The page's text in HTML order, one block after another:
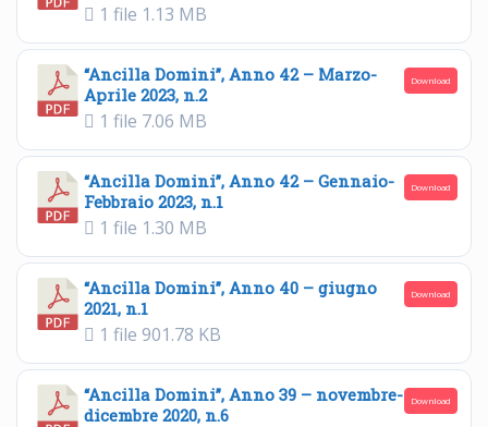
1 file 1.13 MB
“Ancilla Domini”, Anno 42 – Marzo-
Aprile 2023, n.2
1 file 7.06 MB
Download
“Ancilla Domini”, Anno 42 – Gennaio-
Febbraio 2023, n.1
1 file 1.30 MB
Download
“Ancilla Domini”, Anno 40 – giugno
2021, n.1
1 file 901.78 KB
Download
“Ancilla Domini”, Anno 39 – novembre-
dicembre 2020, n.6
Download